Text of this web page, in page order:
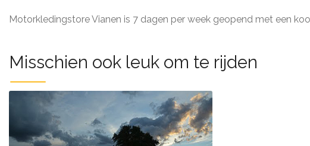
Motorkledingstore Vianen is 7 dagen per week geopend met een
Misschien ook leuk om te rijden